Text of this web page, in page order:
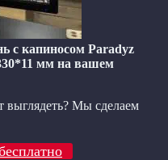
с капиносом Paradyz
мм на вашем
выглядеть? Мы сделаем